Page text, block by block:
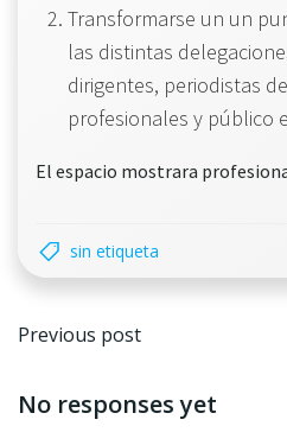
Transformarse un un
las distintas
dirigentes, periodistas
profesionales y público
El espacio mostrara
sin etiqueta
Navegación
por
Previous post
No responses yet